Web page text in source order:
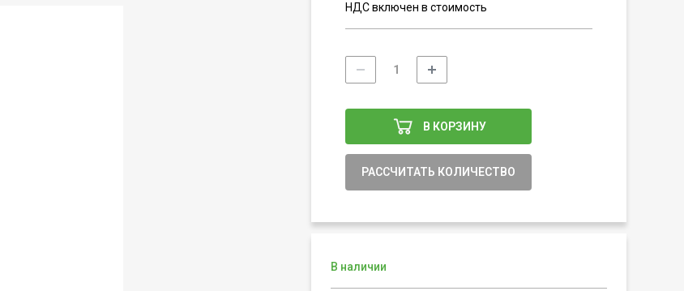
НДС включен в стоимость
В КОРЗИНУ
РАССЧИТАТЬ КОЛИЧЕСТВО
В наличии